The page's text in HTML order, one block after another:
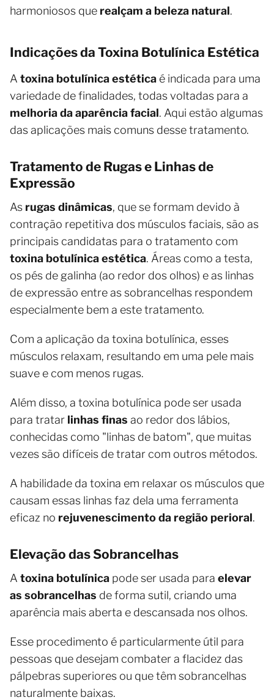
harmoniosos que realçam a beleza natural.
Indicações da Toxina Botulínica Estética
A toxina botulínica estética é indicada para uma
variedade de finalidades, todas voltadas para a
melhoria da aparência facial. Aqui estão algumas
das aplicações mais comuns desse tratamento.
Tratamento de Rugas e Linhas de
Expressão
As rugas dinâmicas, que se formam devido à
contração repetitiva dos músculos faciais, são as
principais candidatas para o tratamento com
toxina botulínica estética. Áreas como a testa,
os pés de galinha (ao redor dos olhos) e as linhas
de expressão entre as sobrancelhas respondem
especialmente bem a este tratamento.
Com a aplicação da toxina botulínica, esses
músculos relaxam, resultando em uma pele mais
suave e com menos rugas.
Além disso, a toxina botulínica pode ser usada
para tratar linhas finas ao redor dos lábios,
conhecidas como "linhas de batom", que muitas
vezes são difíceis de tratar com outros métodos.
A habilidade da toxina em relaxar os músculos que
causam essas linhas faz dela uma ferramenta
eficaz no rejuvenescimento da região perioral.
Elevação das Sobrancelhas
A toxina botulínica pode ser usada para elevar
as sobrancelhas de forma sutil, criando uma
aparência mais aberta e descansada nos olhos.
Esse procedimento é particularmente útil para
pessoas que desejam combater a flacidez das
pálpebras superiores ou que têm sobrancelhas
naturalmente baixas.